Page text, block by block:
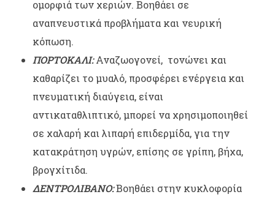
ομορφιά των χεριών. Βοηθάει σε
αναπνευστικά προβλήματα και νευρική
κόπωση.
ΠΟΡΤΟΚΑΛΙ:Αναζωογονεί, τονώνει και
καθαρίζει το μυαλό, προσφέρει ενέργεια και
πνευματική διαύγεια, είναι
αντικαταθλιπτικό, μπορεί να χρησιμοποιηθεί
σε χαλαρή και λιπαρή επιδερμίδα, για την
κατακράτηση υγρών, επίσης σε γρίπη, βήχα,
βρογχίτιδα.
ΔΕΝΤΡΟΛΙΒΑΝΟ:Βοηθάει στην κυκλοφορία